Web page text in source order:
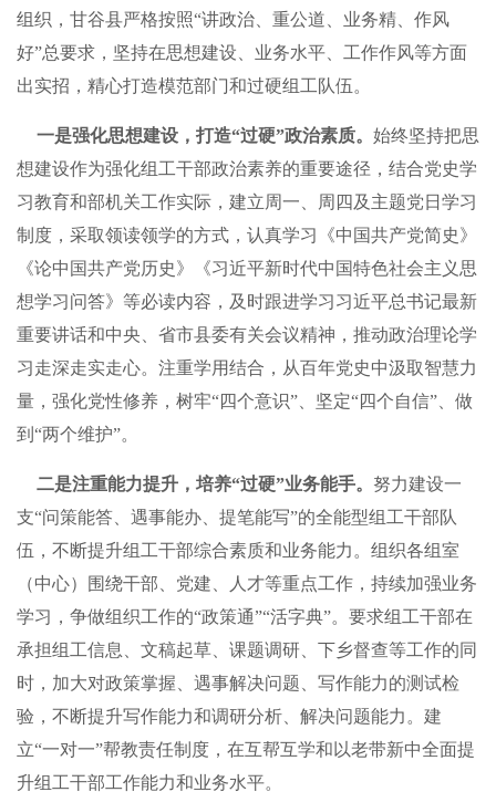
组织，甘谷县严格按照“讲政治、重公道、业务精、作风
好”总要求，坚持在思想建设、业务水平、工作作风等方面
出实招，精心打造模范部门和过硬组工队伍。
一是强化思想建设，打造“过硬”政治素质。 始终坚持把思
想建设作为强化组工干部政治素养的重要途径，结合党史学
习教育和部机关工作实际，建立周一、周四及主题党日学习
制度，采取领读领学的方式，认真学习《中国共产党简史》
《论中国共产党历史》《习近平新时代中国特色社会主义思
想学习问答》等必读内容，及时跟进学习习近平总书记最新
重要讲话和中央、省市县委有关会议精神，推动政治理论学
习走深走实走心。注重学用结合，从百年党史中汲取智慧力
量，强化党性修养，树牢“四个意识”、坚定“四个自信”、做
到“两个维护”。
二是注重能力提升，培养“过硬”业务能手。 努力建设一
支“问策能答、遇事能办、提笔能写”的全能型组工干部队
伍，不断提升组工干部综合素质和业务能力。组织各组室
（中心）围绕干部、党建、人才等重点工作，持续加强业务
学习，争做组织工作的“政策通”“活字典”。要求组工干部在
承担组工信息、文稿起草、课题调研、下乡督查等工作的同
时，加大对政策掌握、遇事解决问题、写作能力的测试检
验，不断提升写作能力和调研分析、解决问题能力。建
立“一对一”帮教责任制度，在互帮互学和以老带新中全面提
升组工干部工作能力和业务水平。